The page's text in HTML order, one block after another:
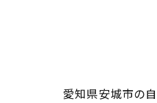
愛知県安城市の